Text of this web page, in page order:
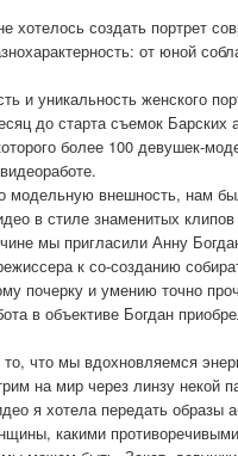
хотелось создать портрет
от юной
и уникальность женского
до старта съемок Барских
более 100 девушек-
внешность, нам
в стиле знаменитых
мы пригласили Анну
к со-созданию
почерку и умению точно
в объективе Богдан
что мы вдохновляемся
на мир через линзу некой
я хотела передать образы
какими